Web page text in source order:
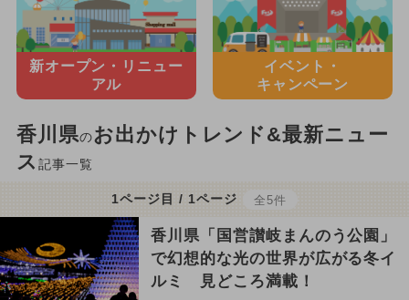
新オープン・ リニュー
アル
イベント・
キャンペーン
香川県のお出かけトレンド&最新ニュー
ス 記事一覧
1ページ目 / 1ページ 全5件
香川県「国営讃岐まんのう公園」
で幻想的な光の世界が広がる冬イ
ルミ 見どころ満載！